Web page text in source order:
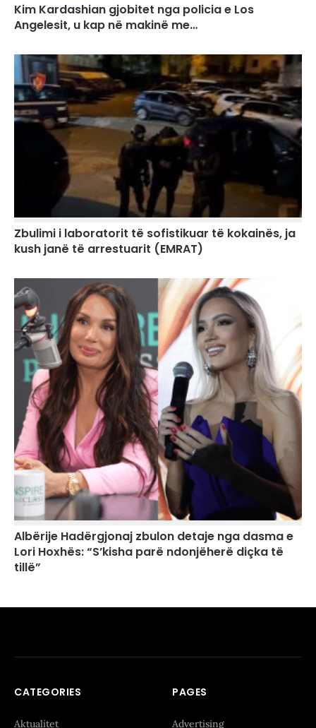
Kim Kardashian gjobitet nga policia e Los
Angelesit, u kap në makinë me…
Zbulimi i laboratorit të sofistikuar të kokainës, ja
kush janë të arrestuarit (EMRAT)
Albërije Hadërgjonaj zbulon detaje nga dasma e
Lori Hoxhës: “S’kisha parë ndonjëherë diçka të
tillë”
CATEGORIES
Aktualitet
PAGES
Advertising